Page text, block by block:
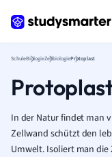
SchuleBiologieZellbiologieProtoplast
In der Natur findet man
Zellwand schützt den
Umwelt. Isoliert man